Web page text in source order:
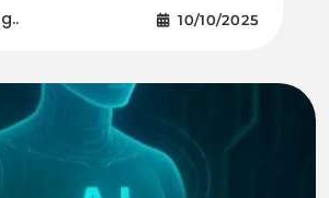
10/10/2025